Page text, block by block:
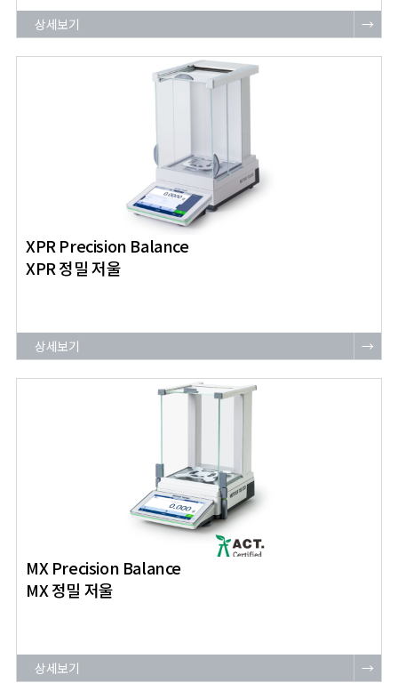
상세보기 →
XPR Precision Balance
XPR 정밀 저울
상세보기 →
MX Precision Balance
MX 정밀 저울
상세보기 →